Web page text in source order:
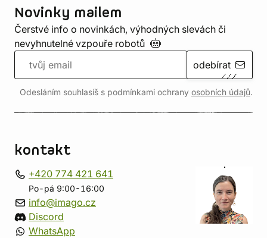
Novinky mailem
Čerstvé info o novinkách, výhodných slevách či
nevyhnutelné vzpouře robotů
odebírat
Odesláním souhlasíš s podmínkami ochrany osobních údajů.
kontakt
+420 774 421 641
Po-pá 9:00-16:00
info@imago.cz
Discord
WhatsApp